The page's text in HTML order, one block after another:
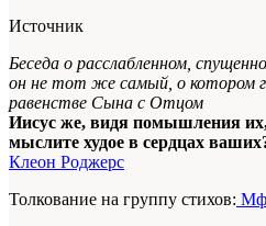
Источник
Беседа о расслабленном,
он не тот же самый, о котором
равенстве Сына с Отцом
Иисус же, видя помышления
мыслите худое в сердцах
Клеон Роджерс
Толкование на группу стихов: